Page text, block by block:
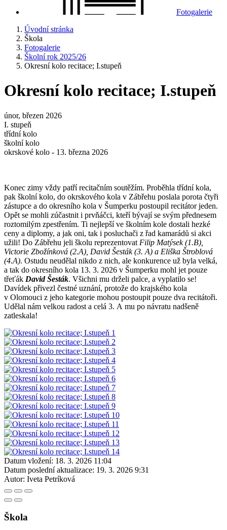
Fotogalerie
Úvodní stránka
Škola
Fotogalerie
Školní rok 2025/26
Okresní kolo recitace; I.stupeň
Okresní kolo recitace; I.stupeň
únor, březen 2026
I. stupeň
třídní kolo
školní kolo
okrskové kolo - 13. března 2026
Konec zimy vždy patří recitačním soutěžím. Proběhla třídní kola,
pak školní kolo, do okrskového kola v Zábřehu poslala porota čtyři
zástupce a do okresního kola v Šumperku postoupil recitátor jeden.
Opět se mohli zúčastnit i prvňáčci, kteří bývají se svým přednesem
roztomilým zpestřením. Ti nejlepší ve školním kole dostali hezké
ceny a diplomy, a jak oni, tak i posluchači z řad kamarádů si akci
užili! Do Zábřehu jeli školu reprezentovat Filip Matýsek (1.B),
Victorie Zbožínková (2.A), David Šesták (3. A) a Eliška Štroblová
(4.A). Ostudu neudělal nikdo z nich, ale konkurence už byla velká,
a tak do okresního kola 13. 3. 2026 v Šumperku mohl jet pouze
třeťák David Šesták. Všichni mu drželi palce, a vyplatilo se!
Davídek přivezl čestné uznání, protože do krajského kola
v Olomouci z jeho kategorie mohou postoupit pouze dva recitátoři.
Udělal nám velkou radost a celá 3. A mu po návratu nadšeně
zatleskala!
Datum vložení: 18. 3. 2026 11:04
Datum poslední aktualizace: 19. 3. 2026 9:31
Autor: Iveta Petríková
Škola